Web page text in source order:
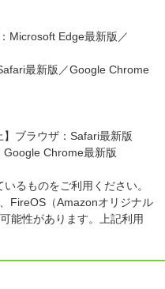
Microsoft Edge最新版／
最新版／Google Chrome
】ブラウザ：Safari最新版
Google Chrome最新版
るものをご利用ください。
FireOS（Amazonオリジナル
能性があります。上記利用